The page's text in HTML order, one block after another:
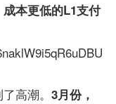
本更低的L1支付
高潮。 3月份，